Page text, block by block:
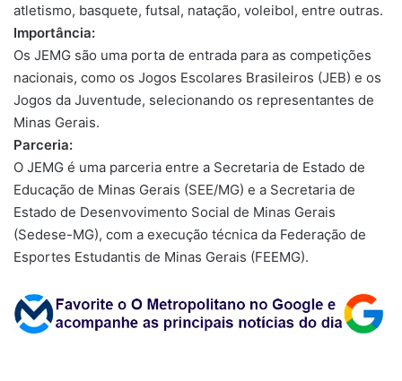
atletismo, basquete, futsal, natação, voleibol, entre outras.
Importância:
Os JEMG são uma porta de entrada para as competições
nacionais, como os Jogos Escolares Brasileiros (JEB) e os
Jogos da Juventude, selecionando os representantes de
Minas Gerais.
Parceria:
O JEMG é uma parceria entre a Secretaria de Estado de
Educação de Minas Gerais (SEE/MG) e a Secretaria de
Estado de Desenvovimento Social de Minas Gerais
(Sedese-MG), com a execução técnica da Federação de
Esportes Estudantis de Minas Gerais (FEEMG).